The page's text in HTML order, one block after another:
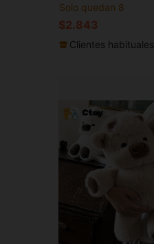
Solo quedan 8
$2.843
Clientes habituales